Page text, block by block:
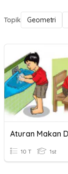
Topik Geometri
10 T 1st